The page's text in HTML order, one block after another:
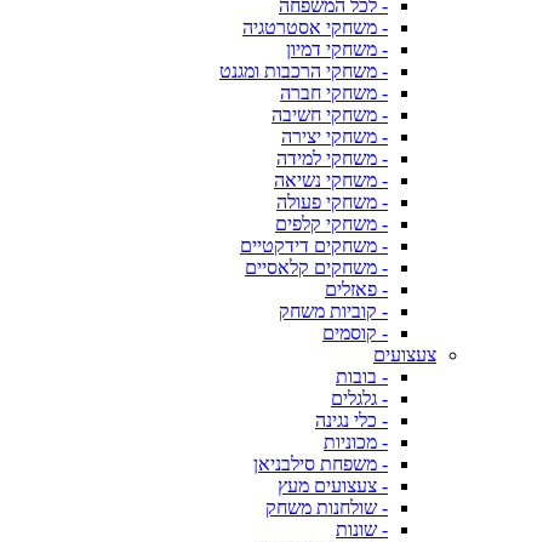
- לכל המשפחה
- משחקי אסטרטגיה
- משחקי דמיון
- משחקי הרכבות ומגנט
- משחקי חברה
- משחקי חשיבה
- משחקי יצירה
- משחקי למידה
- משחקי נשיאה
- משחקי פעולה
- משחקי קלפים
- משחקים דידקטיים
- משחקים קלאסיים
- פאזלים
- קוביות משחק
- קוסמים
צעצועים
- בובות
- גלגלים
- כלי נגינה
- מכוניות
- משפחת סילבניאן
- צעצועים מעץ
- שולחנות משחק
- שונות